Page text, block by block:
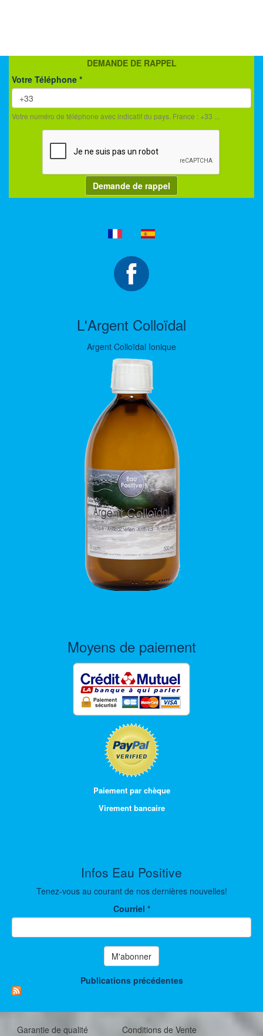
DEMANDE DE RAPPEL
Votre Téléphone *
Votre numéro de téléphone avec indicatif du pays. France : +33 ...
Demande de rappel
L'Argent Colloïdal
Argent Colloïdal Ionique
Moyens de paiement
Paiement par chèque
Virement bancaire
Infos Eau Positive
Tenez-vous au courant de nos dernières nouvelles!
Courriel *
M'abonner
Publications précédentes
Garantie de qualité Conditions de Vente